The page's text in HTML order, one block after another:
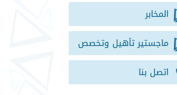
المخابر
ماجستير تأهيل وتخصص
اتصل بنا